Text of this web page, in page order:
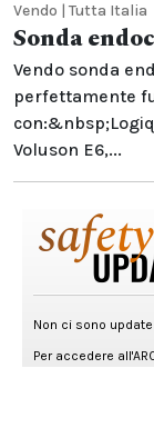
Vendo | Tutta Italia
Sonda
Vendo sonda
perfettamente
Voluson E6,...